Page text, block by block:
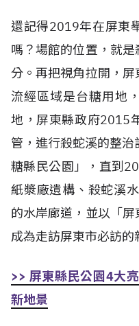
還記得2019年在屏東
嗎？場館的位置，就
分。再把視角拉開，
流經區域是台糖用地
地，屏東縣政府2015
管，進行殺蛇溪的整
糖縣民公園」，直到
紙漿廠遺構、殺蛇溪
的水岸廊道，並以「屏
成為走訪屏東市必訪的
>> 屏東縣民公園4大
新地景